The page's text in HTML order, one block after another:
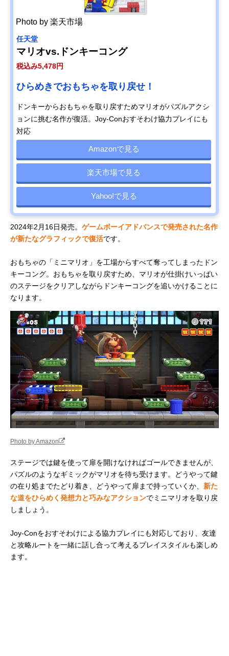
Photo by 楽天市場
任天堂
マリオvs.ドンキーコング
税込み5,478円
ひらめきでおもちゃを取り戻せ！
ドンキーからおもちゃを取り戻すためマリオがパズルアクシ
ョンに挑む名作が復活。Joy-Conおすそわけ協力プレイにも
対応
Amazonで見る
楽天市場で見る
Yahoo!で見る
2024年2月16日発売。 ゲームボーイアドバンスで発売された名作
が新たなグラフィックで復活です。
おもちゃの「ミニマリオ」を工場からすべて奪ってしまったドン
キーコング。おもちゃを取り戻すため、マリオが仕掛けいっぱい
のステージをクリアしながらドンキーコングを追いかけることに
なります。
Photo by Amazon
ステージでは鍵を使って扉を開けなければゴールできませんが、
パズルのようなギミックがマリオを待ち受けます。どうやって鍵
の在り処までたどり着き、どうやって扉まで持っていくか、 新た
な道をひらめく発想力と巧みなアクションでミニマリオを取り戻
しましょう。
Joy-Conをおすそわけによる協力プレイにも対応しており、友達
と攻略ルートを一緒に話し合って考えるプレイスタイルも楽しめ
ます。